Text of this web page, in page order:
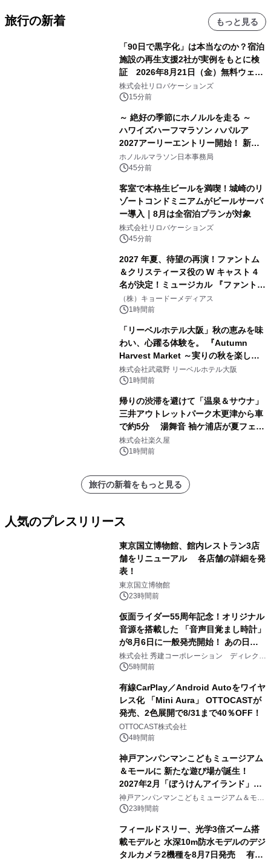
旅行の新着 もっと見る
「90日で黒字化」は本当なのか？宿泊
施設の再生支援2社が実例をもとに検
証 2026年8月21日（金）無料ウェビ
ナー開催
株式会社リロバケーションズ
15分前
～ 絶好の季節にホノルルを走る ～
ハワイズハーフマラソン ハパルア
2027アーリーエントリー開始！ 新カ
テゴリー「ハパルアIKI(イキ)」(約
13.4km)が登場
ホノルルマラソン日本事務局
45分前
客室で本格生ビールを満喫！城崎のリ
ゾートコンドミニアムがビールサーバ
ー導入｜8月は全宿泊プランが対象
株式会社リロバケーションズ
45分前
2027 年夏、待望の再演！ファントム
＆クリスティーヌ役の W キャスト 4
名が決定！ミュージカル 『ファント
ム』
（株）キョードーメディアス
1時間前
「リーベルホテル大阪」秋の恵みを味
わい、心躍る体験を。 『Autumn
Harvest Market ～実りの秋を楽しむ
ディナー&スイーツビュッフェ～』を9
月18日より開催！
株式会社武蔵野 リーベルホテル大阪
1時間前
帰りの渋滞を避けて「温泉＆サウナ」
三井アウトレットパーク木更津から車
で約5分 湯舞音 袖ケ浦店が夏フェア
メニューを提供
株式会社楽久屋
1時間前
旅行の新着をもっと見る
人気のプレスリリース
東京国立博物館、館内レストラン3店
舗をリニューアル 各店舗の詳細を発
表！
東京国立博物館
23時間前
仮面ライダー55周年記念！オリジナル
音源を搭載した 「音声目覚まし時計」
が8月6日に一般発売開始！ あの日の
大興奮が今甦る
株式会社 秀建コーポレーション ディレクト
アートギャラリー
5時間前
有線CarPlay／Android Autoをワイヤ
レス化 「Mini Aura」 OTTOCASTが
発売、2色展開で8/31まで40％OFF！
OTTOCAST株式会社
4時間前
神戸アンパンマンこどもミュージアム
＆モールに 新たな遊び場が誕生！
2027年2月「ぼうけんアイランド」が
オープン
神戸アンパンマンこどもミュージアム＆モー
ル 23時間前
フィールドスリー、光学3倍ズーム搭
載モデルと 水深10m防水モデルのデジ
タルカメラ2機種を8月7日発売 有効